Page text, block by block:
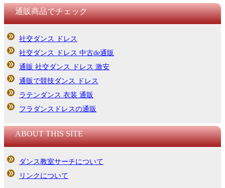
通販商品でチェック
社交ダンス ドレス
社交ダンス ドレス 中古de通販
通販 社交ダンス ドレス 激安
通販で競技ダンス ドレス
ラテンダンス 衣装 通販
フラダンスドレスの通販
ABOUT THIS SITE
ダンス教室サーチについて
リンクについて